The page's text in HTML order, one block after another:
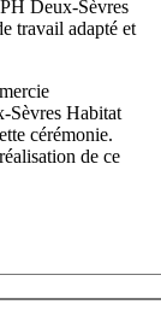
Deux-Sèvres
travail adapté et
Sèvres Habitat
cérémonie.
de ce